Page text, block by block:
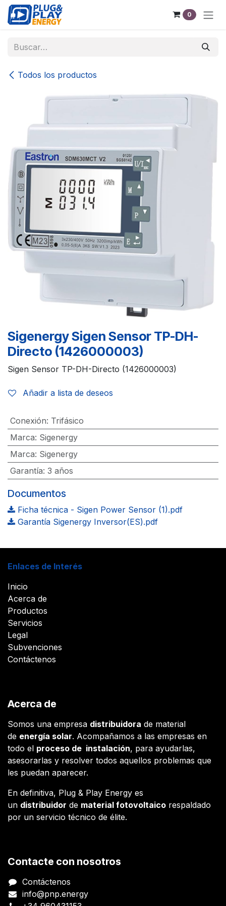
Ir al contenido
0
Todos los productos
Sigenergy Sigen Sensor TP-DH-
Directo (1426000003)
Sigen Sensor TP-DH-Directo (1426000003)
Añadir a lista de deseos
Conexión: Trifásico
Marca: Sigenergy
Marca: Sigenergy
Garantía: 3 años
Documentos
Ficha técnica - Sigen Power Sensor (1).pdf
Garantía Sigenergy Inversor(ES).pdf
Enlaces de Interés
Inicio
Acerca de
Productos
Servicios
Legal
Subvenciones
Contáctenos
Acerca de
Somos una empresa distribuidora de material
de energía solar. Acompañamos a las empresas en
todo el proceso de instalación, para ayudarlas,
asesorarlas y resolver todos aquellos problemas que
les puedan aparecer.
En definitiva, Plug & Play Energy es
un distribuidor de material fotovoltaico respaldado
por un servicio técnico de élite.
Contacte con nosotros
Contáctenos
info@pnp.energy